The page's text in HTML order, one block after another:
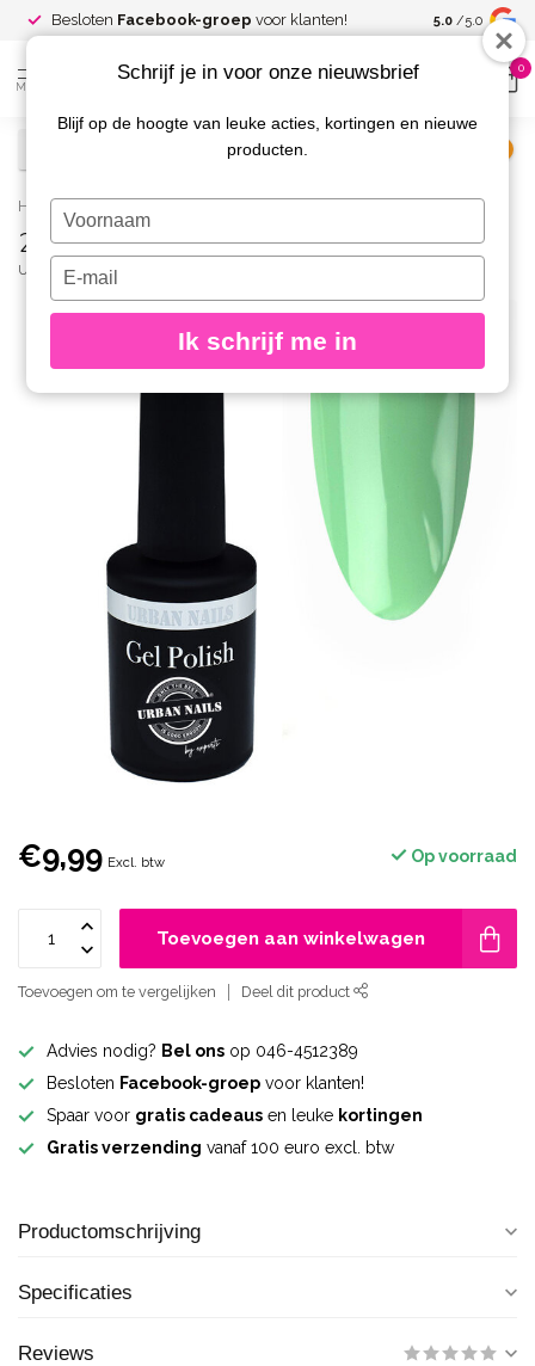
Besloten Facebook-groep voor klanten! Spaar voor
kortingen
5.0 /5.0
MENU
0
Home / 203 Gelpolish 8 gr.
203 Gelpolish 8 gr.
URBAN NAILS
€9,99 Excl. btw Op voorraad
Toevoegen aan winkelwagen
Toevoegen om te vergelijken Deel dit product
Advies nodig? Bel ons op 046-4512389
Besloten Facebook-groep voor klanten!
Spaar voor gratis cadeaus en leuke kortingen
Gratis verzending vanaf 100 euro excl. btw
Productomschrijving
Specificaties
Reviews
Schrijf je in voor onze nieuwsbrief
Blijf op de hoogte van leuke acties, kortingen en nieuwe
producten.
Typ
je
naam
Typ
je
e-
in
Ik schrijf me in